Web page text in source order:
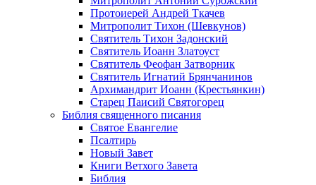
Протоиерей Андрей Ткачев
Митрополит Тихон (Шевкунов)
Святитель Тихон Задонский
Святитель Иоанн Златоуст
Cвятитель Феофан Затворник
Святитель Игнатий Брянчанинов
Архимандрит Иоанн (Крестьянкин)
Старец Паисий Святогорец
Библия священного писания
Святое Евангелие
Псалтирь
Новый Завет
Книги Ветхого Завета
Библия